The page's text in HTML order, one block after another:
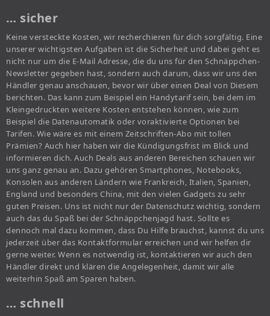
… sicher
Keine versteckte Kosten, wir recherchieren für dich sorgfältig. Eine
unserer wichtigsten Aufgaben ist die Sicherheit und dabei geht es
nicht nur um die E-Mail Adresse, die du uns für den Schnäppchen-
Newsletter gegeben hast, sondern auch darum, dass wir uns den
Händler genau anschauen, bevor wir über einen Deal von Diesem
berichten. Das kann zum Beispiel ein Handytarif sein, bei dem im
Kleingedruckten weitere Kosten entstehen können, wie zum
Beispiel die Datenautomatik oder voraktivierte Optionen bei
Tarifen. Wie wäre es mit einem Zeitschriften-Abo mit tollen
Prämien? Auch hier haben wir die Kündigungsfrist im Blick und
informieren dich. Auch Deals aus anderen Bereichen schauen wir
uns ganz genau an. Dazu gehören Smartphones, Notebooks,
Konsolen aus anderen Ländern wie Frankreich, Italien, Spanien,
England und besonders China, mit den vielen Gadgets zu sehr
guten Preisen. Uns ist nicht nur der Datenschutz wichtig, sondern
auch das du Spaß bei der Schnäppchenjagd hast. Sollte es
dennoch mal dazu kommen, dass Du Hilfe brauchst, kannst du uns
jederzeit über das Kontaktformular erreichen und wir helfen dir
gerne weiter. Wenn es notwendig ist, kontaktieren wir auch den
Händler direkt und klären die Angelegenheit, damit wir alle
weiterhin Spaß am Sparen haben.
… schnell